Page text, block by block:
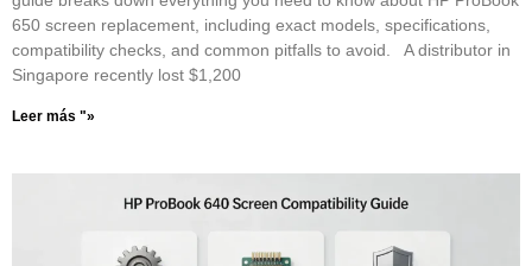
650 screen replacement, including exact models, specifications,
compatibility checks, and common pitfalls to avoid. A distributor in
Singapore recently lost $1,200
Leer más "»